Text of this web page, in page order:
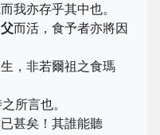
我亦存乎其中也。
父而活，食予者亦將因
，非若爾祖之食瑪
所言也。
甚矣！其誰能聽